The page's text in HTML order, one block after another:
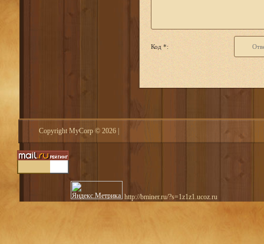
Код *:
Copyright MyCorp © 2026
http://bminer.ru/?s=1z1z1.ucoz.ru